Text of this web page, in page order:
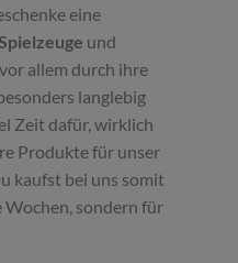
eine
und
allem durch ihre
langlebig
Zeit dafür, wirklich
Produkte für unser
kaufst bei uns somit
sondern für